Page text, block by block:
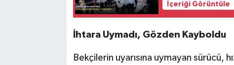
İçeriği Görüntüle
İhtara Uymadı, Gözden Kayboldu
Bekçilerin uyarısına uymayan sürücü,